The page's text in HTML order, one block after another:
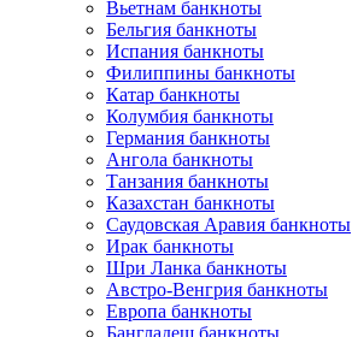
Вьетнам банкноты
Бельгия банкноты
Испания банкноты
Филиппины банкноты
Катар банкноты
Колумбия банкноты
Германия банкноты
Ангола банкноты
Танзания банкноты
Казахстан банкноты
Саудовская Аравия банкноты
Ирак банкноты
Шри Ланка банкноты
Австро-Венгрия банкноты
Европа банкноты
Бангладеш банкноты